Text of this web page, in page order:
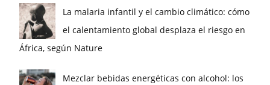
La malaria infantil y el cambio climático: cómo
el calentamiento global desplaza el riesgo en
África, según Nature
Mezclar bebidas energéticas con alcohol: los